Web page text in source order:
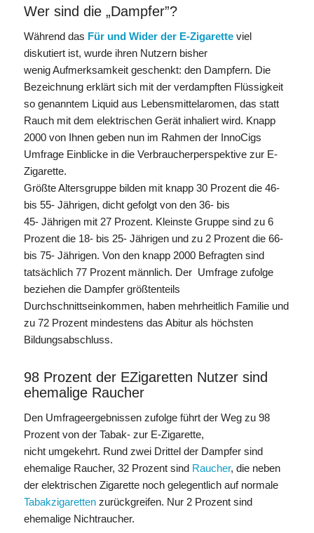
Wer sind die „Dampfer”?
Während das Für und Wider der E-Zigaretteviel
diskutiert ist, wurde ihren Nutzern bisher
wenig Aufmerksamkeit geschenkt: den Dampfern. Die
Bezeichnung erklärt sich mit der verdampften Flüssigkeit
so genanntem Liquid aus Lebensmittelaromen, das statt
Rauch mit dem elektrischen Gerät inhaliert wird. Knapp
2000 von Ihnen geben nun im Rahmen der InnoCigs
Umfrage Einblicke in die Verbraucherperspektive zur E-
Zigarette.
Größte Altersgruppe bilden mit knapp 30 Prozent die 46-
bis 55- Jährigen, dicht gefolgt von den 36- bis
45- Jährigen mit 27 Prozent. Kleinste Gruppe sind zu 6
Prozent die 18- bis 25- Jährigen und zu 2 Prozent die 66-
bis 75- Jährigen. Von den knapp 2000 Befragten sind
tatsächlich 77 Prozent männlich. Der Umfrage zufolge
beziehen die Dampfer größtenteils
Durchschnittseinkommen, haben mehrheitlich Familie und
zu 72 Prozent mindestens das Abitur als höchsten
Bildungsabschluss.
98 Prozent der EZigaretten Nutzer sind
ehemalige Raucher
Den Umfrageergebnissen zufolge führt der Weg zu 98
Prozent von der Tabak- zur E-Zigarette,
nicht umgekehrt. Rund zwei Drittel der Dampfer sind
ehemalige Raucher, 32 Prozent sind Raucher, die neben
der elektrischen Zigarette noch gelegentlich auf normale
Tabakzigarettenzurückgreifen. Nur 2 Prozent sind
ehemalige Nichtraucher.